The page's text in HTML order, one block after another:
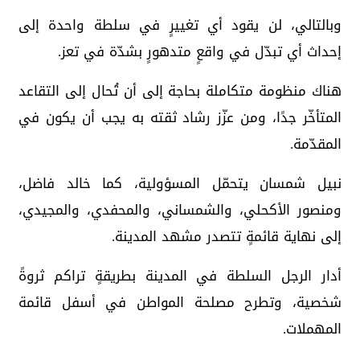
وبالتالي، لن يقود أي تغييرٍ في سلطة واحدة إلى
إحداث أي تبدّل في واقعٍ متدهورٍ بشدّة في تعز.
هناك منظومة متكاملة بحاجة إلى أن تُحال إلى التقاعد
المتأخّر جدًا، ومن عزّز رشاد ثقته به يجب أن يكون في
المقدّمة.
نبيل شمسان يتحمّل المسؤولية، كما خالد فاضل،
ومنصور الأكحلي، والشمساني، والمحفدي، والمجيدي،
إلى نهاية قائمةٍ تتصدر مشهد المدينة.
أدار الرجل السلطة في المدينة بطريقةٍ تراكم ثروةً
شخصية، وتطرح مصلحة المواطن في أسفل قائمة
المهملات.